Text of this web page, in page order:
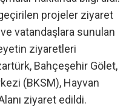
projeler ziyaret
vatandaşlara sunulan
ziyaretleri
Bahçeşehir Gölet,
(BKSM), Hayvan
ziyaret edildi.